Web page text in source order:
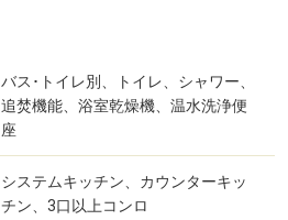
バス･トイレ別、トイレ、シャワー、
追焚機能、浴室乾燥機、温水洗浄便
座
システムキッチン、カウンターキッ
チン、3口以上コンロ